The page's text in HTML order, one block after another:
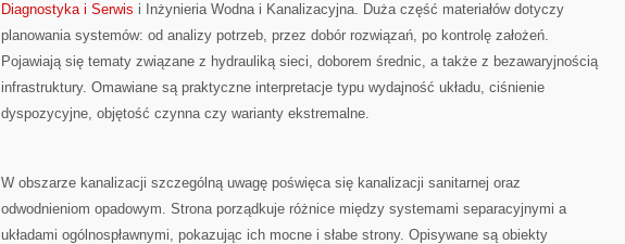
Diagnostyka i Serwis i Inżynieria Wodna i Kanalizacyjna. Duża część materiałów dotyczy
planowania systemów: od analizy potrzeb, przez dobór rozwiązań, po kontrolę założeń.
Pojawiają się tematy związane z hydrauliką sieci, doborem średnic, a także z bezawaryjnością
infrastruktury. Omawiane są praktyczne interpretacje typu wydajność układu, ciśnienie
dyspozycyjne, objętość czynna czy warianty ekstremalne.
W obszarze kanalizacji szczególną uwagę poświęca się kanalizacji sanitarnej oraz
odwodnieniom opadowym. Strona porządkuje różnice między systemami separacyjnymi a
układami ogólnospławnymi, pokazując ich mocne i słabe strony. Opisywane są obiekty